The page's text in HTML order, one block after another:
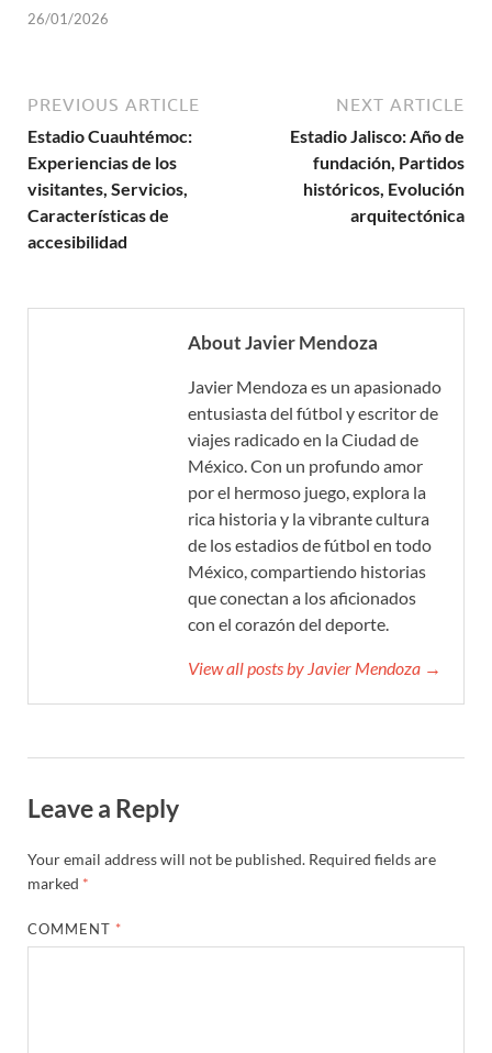
26/01/2026
PREVIOUS ARTICLE
Estadio Cuauhtémoc:
Experiencias de los
visitantes, Servicios,
Características de
accesibilidad
NEXT ARTICLE
Estadio Jalisco: Año de
fundación, Partidos
históricos, Evolución
arquitectónica
About Javier Mendoza
Javier Mendoza es un apasionado
entusiasta del fútbol y escritor de
viajes radicado en la Ciudad de
México. Con un profundo amor
por el hermoso juego, explora la
rica historia y la vibrante cultura
de los estadios de fútbol en todo
México, compartiendo historias
que conectan a los aficionados
con el corazón del deporte.
View all posts by Javier Mendoza →
Leave a Reply
Your email address will not be published. Required fields are
marked *
COMMENT *